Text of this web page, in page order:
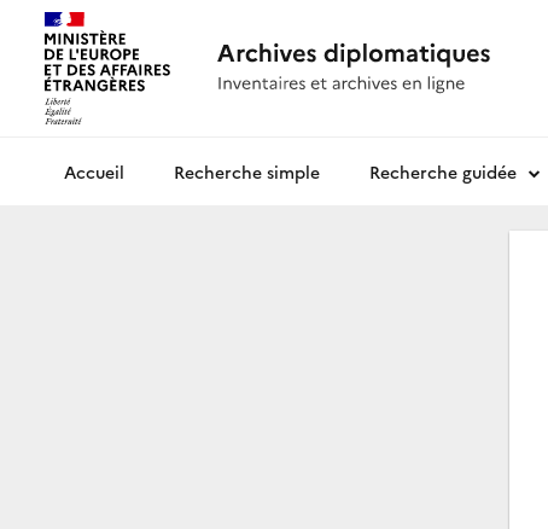
Archives diplomatiquesRecherche simple Recherche guidée